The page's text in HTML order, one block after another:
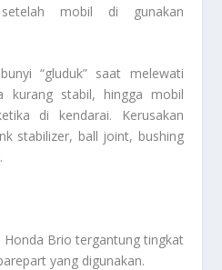
mobil di gunakan
“gluduk” saat melewati
kurang stabil, hingga mobil
di kendarai. Kerusakan
stabilizer, ball joint, bushing
Honda Brio tergantung tingkat
yang digunakan.